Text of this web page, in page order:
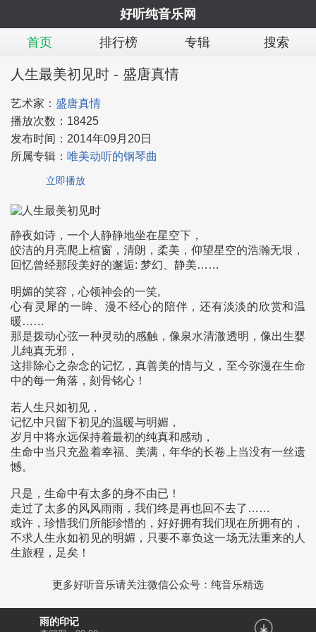
好听纯音乐网
首页
排行榜 专辑 搜索
人生最美初见时 - 盛唐真情
艺术家： 盛唐真情
播放次数： 18425
发布时间： 2014年09月20日
所属专辑： 唯美动听的钢琴曲
立即播放
静夜如诗，一个人静静地坐在星空下，
皎洁的月亮爬上楦窗，清朗，柔美，仰望星空的浩瀚无垠，
回忆曾经那段美好的邂逅: 梦幻、静美……
明媚的笑容，心领神会的一笑,
心有灵犀的一眸、漫不经心的陪伴，还有淡淡的欣赏和温
暖……
那是拨动心弦一种灵动的感触，像泉水清澈透明，像出生婴
儿纯真无邪，
这排除心之杂念的记忆，真善美的情与义，至今弥漫在生命
中的每一角落，刻骨铭心！
若人生只如初见，
记忆中只留下初见的温暖与明媚，
岁月中将永远保持着最初的纯真和感动，
生命中当只充盈着幸福、美满，年华的长卷上当没有一丝遗
憾。
只是，生命中有太多的身不由已！
走过了太多的风风雨雨，我们终是再也回不去了……
或许，珍惜我们所能珍惜的，好好拥有我们现在所拥有的，
不求人生永如初见的明媚，只要不辜负这一场无法重来的人
生旅程，足矣！
更多好听音乐请关注微信公众号：纯音乐精选
雨的印记